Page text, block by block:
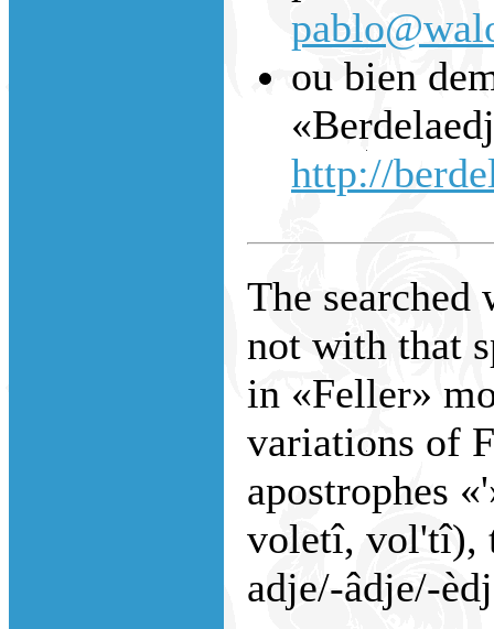
ou bien
http://
The searched
not with that
in «Feller»
variations of
apostrophes
voletî, vol'tî),
adje/-âdje/-